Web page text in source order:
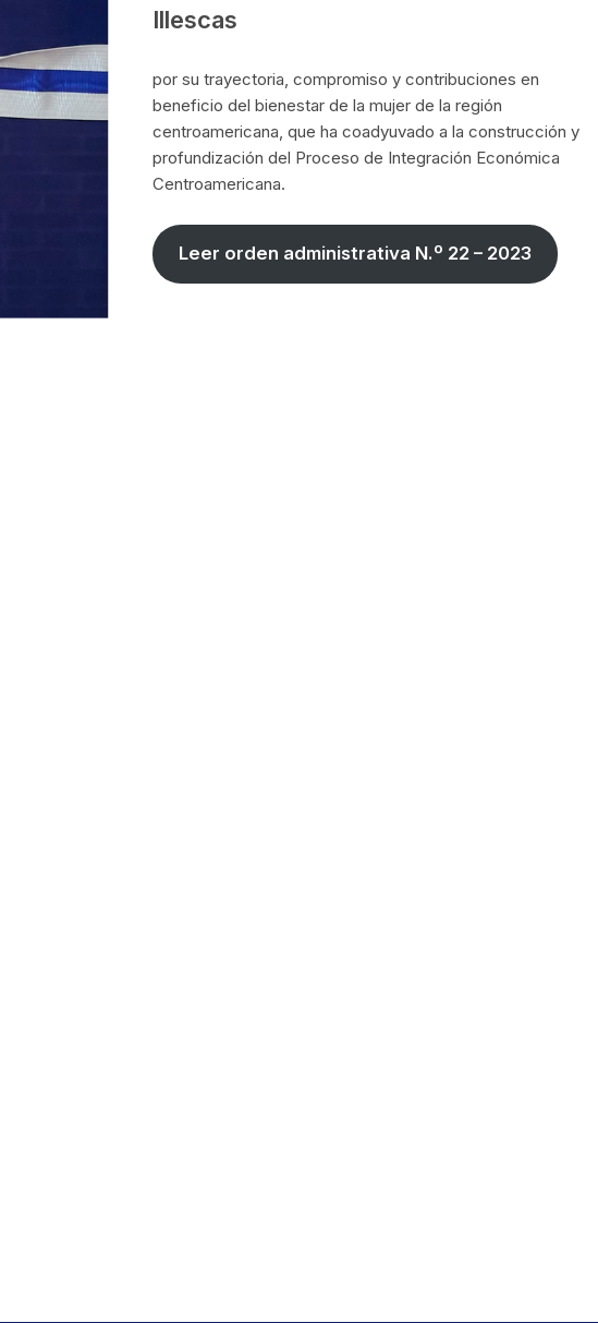
Illescas
por su trayectoria, compromiso y contribuciones en
beneficio del bienestar de la mujer de la región
centroamericana, que ha coadyuvado a la construcción y
profundización del Proceso de Integración Económica
Centroamericana.
Leer orden administrativa N.º 22 – 2023